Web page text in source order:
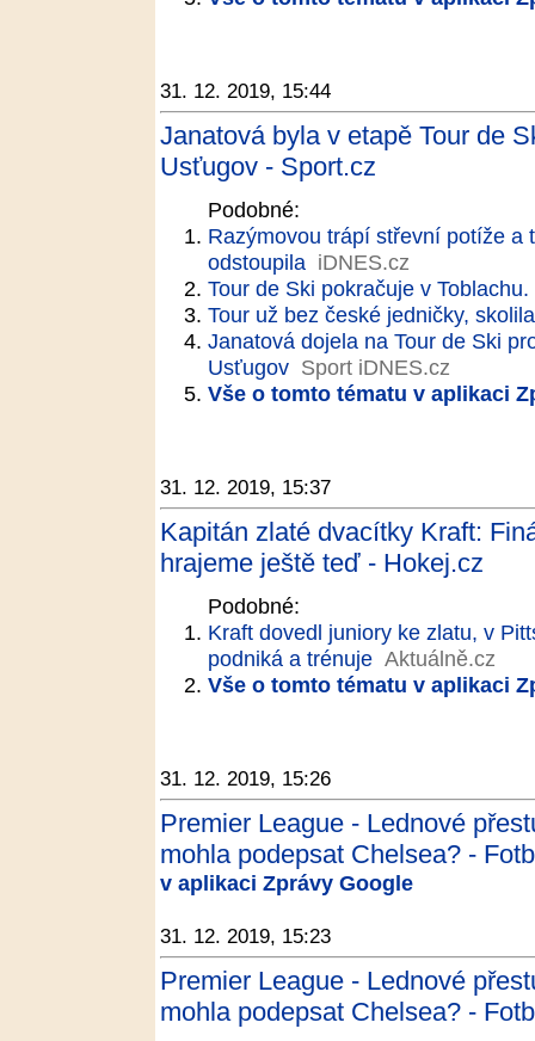
31. 12. 2019, 15:44
Janatová byla v etapě Tour de
Usťugov - Sport.cz
Podobné:
Razýmovou trápí střevní potíže a
odstoupila iDNES.cz
Tour de Ski pokračuje v
Tour už bez české jedničky,
Janatová dojela na Tour de Ski
Usťugov Sport iDNES.cz
Vše o tomto tématu v aplikaci
31. 12. 2019, 15:37
Kapitán zlaté dvacítky Kraft:
hrajeme ještě teď - Hokej.cz
Podobné:
Kraft dovedl juniory ke zlatu, v
podniká a trénuje Aktuálně.cz
Vše o tomto tématu v aplikaci
31. 12. 2019, 15:26
Premier League - Lednové
mohla podepsat Chelsea? -
v aplikaci Zprávy Google
31. 12. 2019, 15:23
Premier League - Lednové
mohla podepsat Chelsea? -